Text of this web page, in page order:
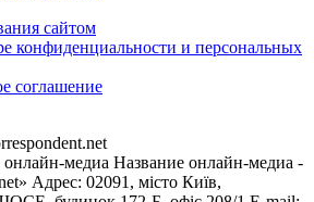
сайтом
конфиденциальности и персональных
соглашение
онлайн-медиа Название онлайн-медиа -
Адрес: 02091, місто Київ,